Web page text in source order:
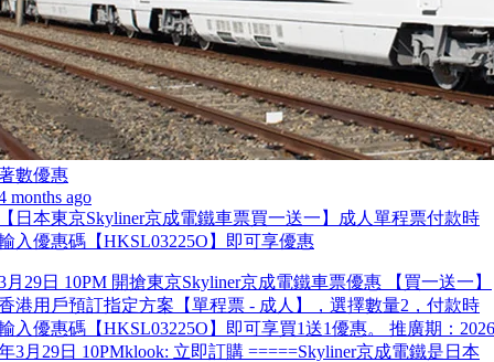
數優惠
months ago
日本東京Skyliner京成電鐵車票買一送一】成人單程票付款時
入優惠碼【HKSL03225O】即可享優惠
月29日 10PM 開搶東京Skyliner京成電鐵車票優惠 【買一送一】
港用戶預訂指定方案【單程票 - 成人】，選擇數量2，付款時
入優惠碼【HKSL03225O】即可享買1送1優惠。 推廣期：2026
3月29日 10PMklook: 立即訂購 =====Skyliner京成電鐵是日本